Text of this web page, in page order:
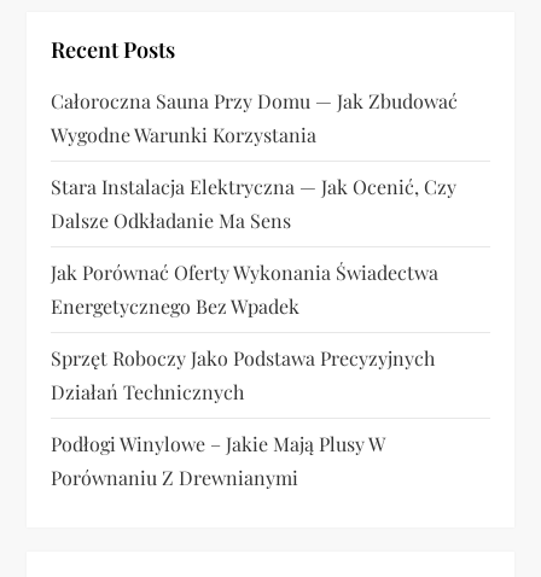
i
s
u
Recent Posts
Całoroczna Sauna Przy Domu — Jak Zbudować
Wygodne Warunki Korzystania
Stara Instalacja Elektryczna — Jak Ocenić, Czy
Dalsze Odkładanie Ma Sens
Jak Porównać Oferty Wykonania Świadectwa
Energetycznego Bez Wpadek
Sprzęt Roboczy Jako Podstawa Precyzyjnych
Działań Technicznych
Podłogi Winylowe – Jakie Mają Plusy W
Porównaniu Z Drewnianymi